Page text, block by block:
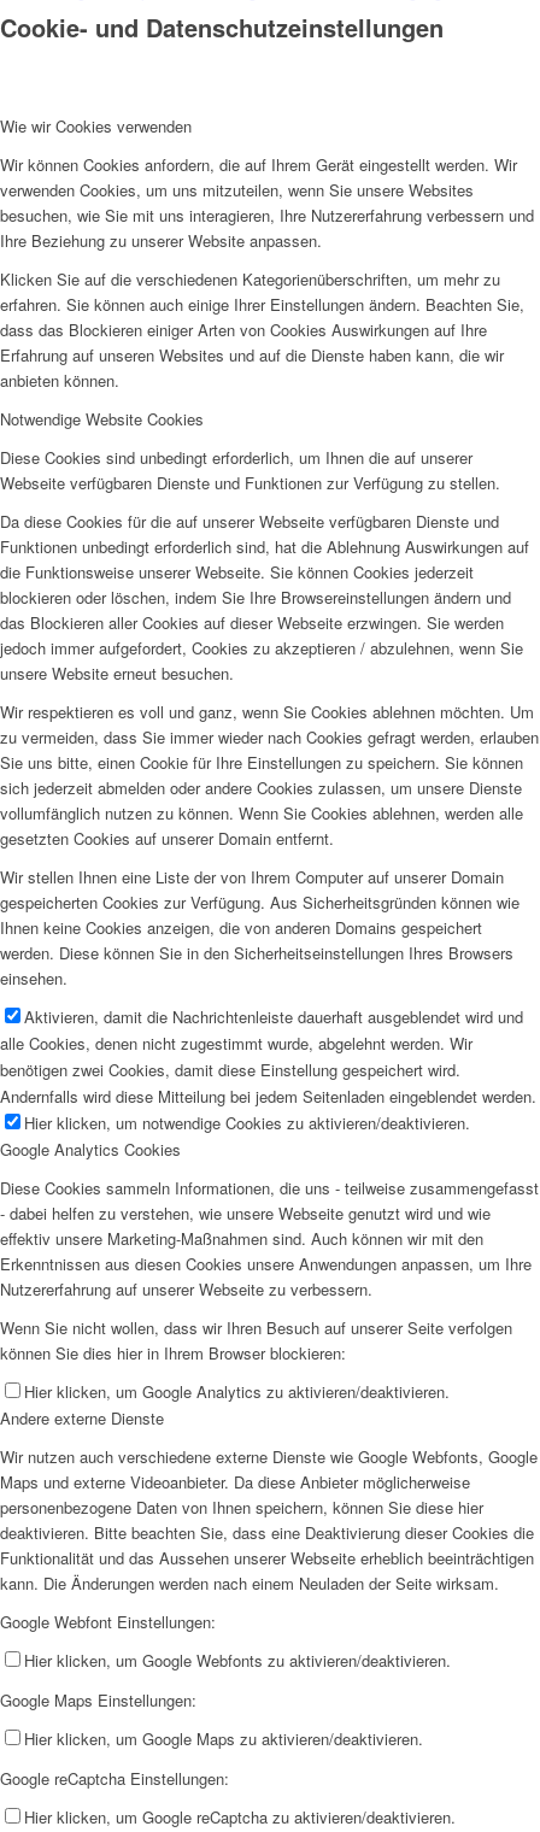
Cookie- und Datenschutzeinstellungen
Wie wir Cookies verwenden
Wir können Cookies anfordern, die auf Ihrem Gerät eingestellt werden. Wir
verwenden Cookies, um uns mitzuteilen, wenn Sie unsere Websites
besuchen, wie Sie mit uns interagieren, Ihre Nutzererfahrung verbessern und
Ihre Beziehung zu unserer Website anpassen.
Klicken Sie auf die verschiedenen Kategorienüberschriften, um mehr zu
erfahren. Sie können auch einige Ihrer Einstellungen ändern. Beachten Sie,
dass das Blockieren einiger Arten von Cookies Auswirkungen auf Ihre
Erfahrung auf unseren Websites und auf die Dienste haben kann, die wir
anbieten können.
Notwendige Website Cookies
Diese Cookies sind unbedingt erforderlich, um Ihnen die auf unserer
Webseite verfügbaren Dienste und Funktionen zur Verfügung zu stellen.
Da diese Cookies für die auf unserer Webseite verfügbaren Dienste und
Funktionen unbedingt erforderlich sind, hat die Ablehnung Auswirkungen auf
die Funktionsweise unserer Webseite. Sie können Cookies jederzeit
blockieren oder löschen, indem Sie Ihre Browsereinstellungen ändern und
das Blockieren aller Cookies auf dieser Webseite erzwingen. Sie werden
jedoch immer aufgefordert, Cookies zu akzeptieren / abzulehnen, wenn Sie
unsere Website erneut besuchen.
Wir respektieren es voll und ganz, wenn Sie Cookies ablehnen möchten. Um
zu vermeiden, dass Sie immer wieder nach Cookies gefragt werden, erlauben
Sie uns bitte, einen Cookie für Ihre Einstellungen zu speichern. Sie können
sich jederzeit abmelden oder andere Cookies zulassen, um unsere Dienste
vollumfänglich nutzen zu können. Wenn Sie Cookies ablehnen, werden alle
gesetzten Cookies auf unserer Domain entfernt.
Wir stellen Ihnen eine Liste der von Ihrem Computer auf unserer Domain
gespeicherten Cookies zur Verfügung. Aus Sicherheitsgründen können wie
Ihnen keine Cookies anzeigen, die von anderen Domains gespeichert
werden. Diese können Sie in den Sicherheitseinstellungen Ihres Browsers
einsehen.
Aktivieren, damit die Nachrichtenleiste dauerhaft ausgeblendet wird und
alle Cookies, denen nicht zugestimmt wurde, abgelehnt werden. Wir
benötigen zwei Cookies, damit diese Einstellung gespeichert wird.
Andernfalls wird diese Mitteilung bei jedem Seitenladen eingeblendet werden.
Hier klicken, um notwendige Cookies zu aktivieren/deaktivieren.
Google Analytics Cookies
Diese Cookies sammeln Informationen, die uns - teilweise zusammengefasst
- dabei helfen zu verstehen, wie unsere Webseite genutzt wird und wie
effektiv unsere Marketing-Maßnahmen sind. Auch können wir mit den
Erkenntnissen aus diesen Cookies unsere Anwendungen anpassen, um Ihre
Nutzererfahrung auf unserer Webseite zu verbessern.
Wenn Sie nicht wollen, dass wir Ihren Besuch auf unserer Seite verfolgen
können Sie dies hier in Ihrem Browser blockieren:
Hier klicken, um Google Analytics zu aktivieren/deaktivieren.
Andere externe Dienste
Wir nutzen auch verschiedene externe Dienste wie Google Webfonts, Google
Maps und externe Videoanbieter. Da diese Anbieter möglicherweise
personenbezogene Daten von Ihnen speichern, können Sie diese hier
deaktivieren. Bitte beachten Sie, dass eine Deaktivierung dieser Cookies die
Funktionalität und das Aussehen unserer Webseite erheblich beeinträchtigen
kann. Die Änderungen werden nach einem Neuladen der Seite wirksam.
Google Webfont Einstellungen:
Hier klicken, um Google Webfonts zu aktivieren/deaktivieren.
Google Maps Einstellungen:
Hier klicken, um Google Maps zu aktivieren/deaktivieren.
Google reCaptcha Einstellungen:
Hier klicken, um Google reCaptcha zu aktivieren/deaktivieren.